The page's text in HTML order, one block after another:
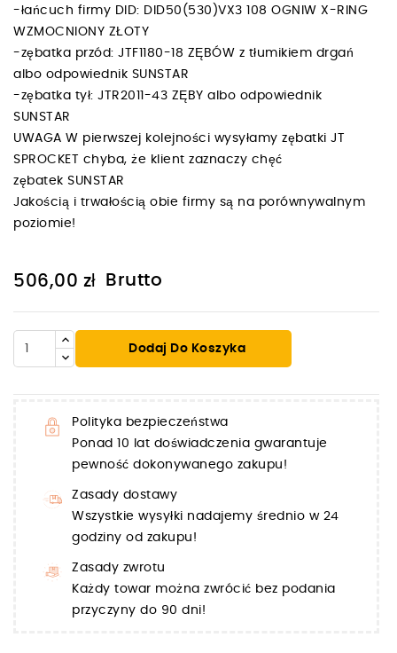
-łańcuch firmy DID: DID50(530)VX3 108 OGNIW X-RING
WZMOCNIONY ZŁOTY
-zębatka przód: JTF1180-18 ZĘBÓW z tłumikiem drgań
albo odpowiednik SUNSTAR
-zębatka tył: JTR2011-43 ZĘBY albo odpowiednik
SUNSTAR
UWAGA W pierwszej kolejności wysyłamy zębatki JT
SPROCKET chyba, że klient zaznaczy chęć
zębatek SUNSTAR
Jakością i trwałością obie firmy są na porównywalnym
poziomie!
506,00 zł Brutto
Dodaj Do Koszyka
Polityka bezpieczeństwa
Ponad 10 lat doświadczenia gwarantuje
pewność dokonywanego zakupu!
Zasady dostawy
Wszystkie wysyłki nadajemy średnio w 24
godziny od zakupu!
Zasady zwrotu
Każdy towar można zwrócić bez podania
przyczyny do 90 dni!